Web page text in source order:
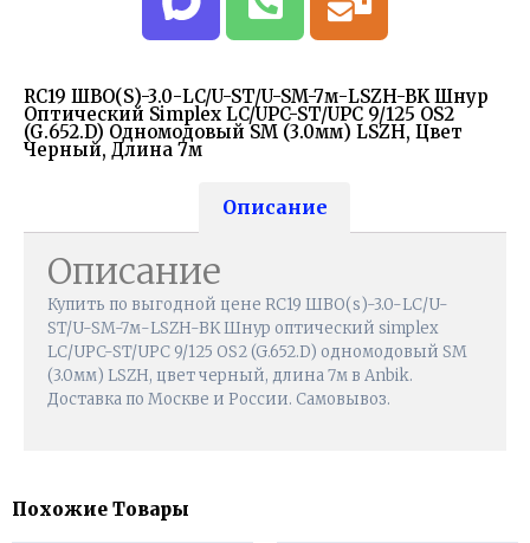
RC19 ШВО(s)-3.0-LC/U-ST/U-SM-7м-LSZH-BK Шнур
Оптический Simplex LC/UPC-ST/UPC 9/125 OS2
(G.652.D) Одномодовый SM (3.0мм) LSZH, Цвет
Черный, Длина 7м
Описание
Описание
Купить по выгодной цене RC19 ШВО(s)-3.0-LC/U-
ST/U-SM-7м-LSZH-BK Шнур оптический simplex
LC/UPC-ST/UPC 9/125 OS2 (G.652.D) одномодовый SM
(3.0мм) LSZH, цвет черный, длина 7м в Anbik.
Доставка по Москве и России. Самовывоз.
Похожие Товары